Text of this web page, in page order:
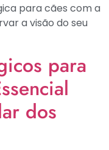
para cães com a
a visão do seu
para
dos